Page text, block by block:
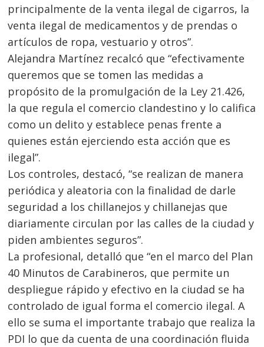
principalmente de la venta ilegal de cigarros, la
venta ilegal de medicamentos y de prendas o
artículos de ropa, vestuario y otros”.
Alejandra Martínez recalcó que “efectivamente
queremos que se tomen las medidas a
propósito de la promulgación de la Ley 21.426,
la que regula el comercio clandestino y lo califica
como un delito y establece penas frente a
quienes están ejerciendo esta acción que es
ilegal”.
Los controles, destacó, “se realizan de manera
periódica y aleatoria con la finalidad de darle
seguridad a los chillanejos y chillanejas que
diariamente circulan por las calles de la ciudad y
piden ambientes seguros”.
La profesional, detalló que “en el marco del Plan
40 Minutos de Carabineros, que permite un
despliegue rápido y efectivo en la ciudad se ha
controlado de igual forma el comercio ilegal. A
ello se suma el importante trabajo que realiza la
PDI lo que da cuenta de una coordinación fluida